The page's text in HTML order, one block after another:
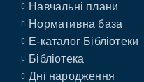
Навчальні плани
Нормативна база
E-каталог Бібліотеки
Бібліотека
Дні народження